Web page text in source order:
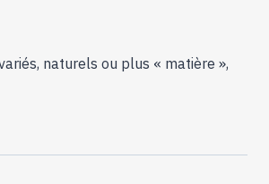
naturels ou plus « matière »,